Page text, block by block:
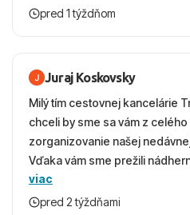
krasny, cisty. Sluzby top.
pred 1 týždňom
Juraj Koskovsky
Milý tím cestovnej kancelárie
chceli by sme sa vám z
zorganizovanie našej
Vďaka vám sme prežili
ešte dlho s úsmevom
absolútne hladko – od
viac
pred 2 týždňami